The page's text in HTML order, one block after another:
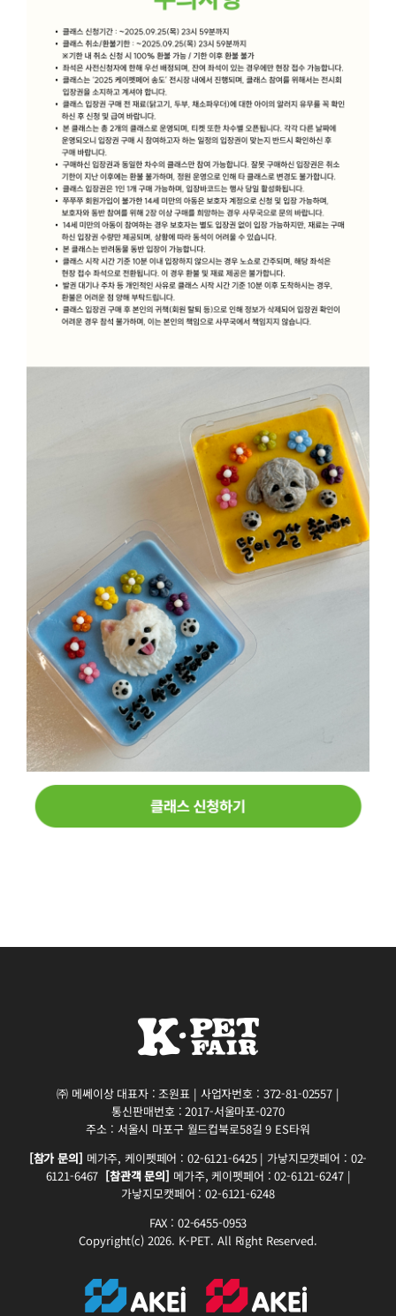
㈜ 메쎄이상 대표자 : 조원표 | 사업자번호 : 372-81-02557 |
통신판매번호 : 2017-서울마포-0270
주소 : 서울시 마포구 월드컵북로58길 9 ES타워
[참가 문의] 메가주, 케이펫페어 : 02-6121-6425 | 가낳지모캣페어 : 02-
6121-6467 [참관객 문의] 메가주, 케이펫페어 : 02-6121-6247 |
가낳지모캣페어 : 02-6121-6248
FAX : 02-6455-0953
Copyright(c) 2026. K-PET. All Right Reserved.